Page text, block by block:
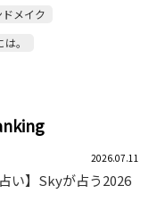
ドメイク
。
2026.07.11
い】Skyが占う2026